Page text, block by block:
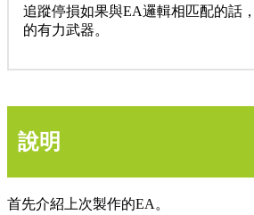
追蹤停損如果與EA邏輯相匹配的話
的有力武器。
說明
首先介紹上次製作的EA。